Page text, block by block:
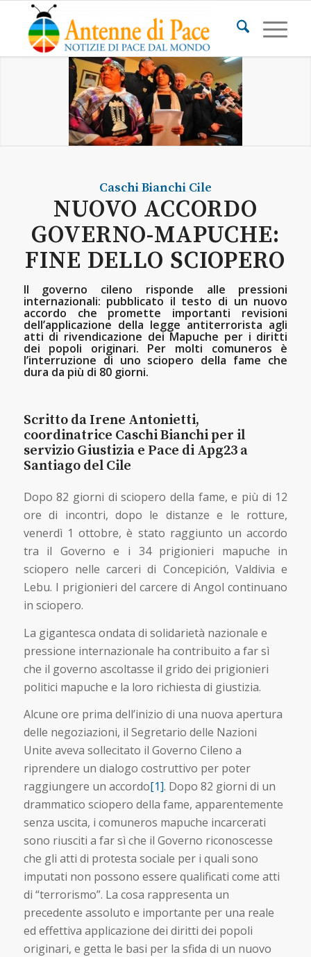
Caschi Bianchi Cile
NUOVO ACCORDO
GOVERNO-MAPUCHE:
FINE DELLO SCIOPERO
Il governo cileno risponde alle pressioni
internazionali: pubblicato il testo di un nuovo
accordo che promette importanti revisioni
dell’applicazione della legge antiterrorista agli
atti di rivendicazione dei Mapuche per i diritti
dei popoli originari. Per molti comuneros è
l’interruzione di uno sciopero della fame che
dura da più di 80 giorni.
Scritto da Irene Antonietti,
coordinatrice Caschi Bianchi per il
servizio Giustizia e Pace di Apg23 a
Santiago del Cile
Dopo 82 giorni di sciopero della fame, e più di 12
ore di incontri, dopo le distanze e le rotture,
venerdì 1 ottobre, è stato raggiunto un accordo
tra il Governo e i 34 prigionieri mapuche in
sciopero nelle carceri di Concepición, Valdivia e
Lebu. I prigionieri del carcere di Angol continuano
in sciopero.
La gigantesca ondata di solidarietà nazionale e
pressione internazionale ha contribuito a far sì
che il governo ascoltasse il grido dei prigionieri
politici mapuche e la loro richiesta di giustizia.
Alcune ore prima dell’inizio di una nuova apertura
delle negoziazioni, il Segretario delle Nazioni
Unite aveva sollecitato il Governo Cileno a
riprendere un dialogo costruttivo per poter
raggiungere un accordo[1]. Dopo 82 giorni di un
drammatico sciopero della fame, apparentemente
senza uscita, i comuneros mapuche incarcerati
sono riusciti a far sì che il Governo riconoscesse
che gli atti di protesta sociale per i quali sono
imputati non possono essere qualificati come atti
di “terrorismo”. La cosa rappresenta un
precedente assoluto e importante per una reale
ed effettiva applicazione dei diritti dei popoli
originari, e getta le basi per la sfida di un nuovo